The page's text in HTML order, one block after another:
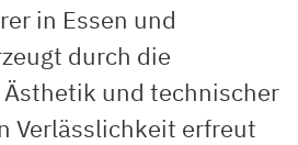
in Essen und
durch die
und technischer
Verlässlichkeit erfreut